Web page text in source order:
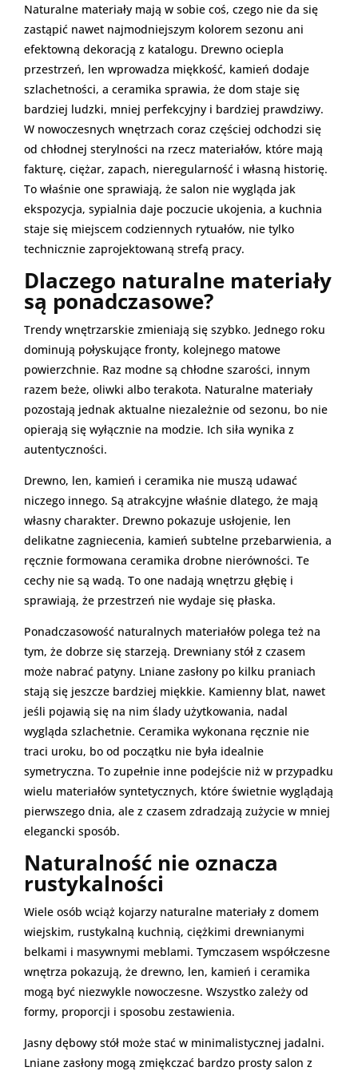
Naturalne materiały mają w sobie coś, czego nie da się
zastąpić nawet najmodniejszym kolorem sezonu ani
efektowną dekoracją z katalogu. Drewno ociepla
przestrzeń, len wprowadza miękkość, kamień dodaje
szlachetności, a ceramika sprawia, że dom staje się
bardziej ludzki, mniej perfekcyjny i bardziej prawdziwy.
W nowoczesnych wnętrzach coraz częściej odchodzi się
od chłodnej sterylności na rzecz materiałów, które mają
fakturę, ciężar, zapach, nieregularność i własną historię.
To właśnie one sprawiają, że salon nie wygląda jak
ekspozycja, sypialnia daje poczucie ukojenia, a kuchnia
staje się miejscem codziennych rytuałów, nie tylko
technicznie zaprojektowaną strefą pracy.
Dlaczego naturalne materiały
są ponadczasowe?
Trendy wnętrzarskie zmieniają się szybko. Jednego roku
dominują połyskujące fronty, kolejnego matowe
powierzchnie. Raz modne są chłodne szarości, innym
razem beże, oliwki albo terakota. Naturalne materiały
pozostają jednak aktualne niezależnie od sezonu, bo nie
opierają się wyłącznie na modzie. Ich siła wynika z
autentyczności.
Drewno, len, kamień i ceramika nie muszą udawać
niczego innego. Są atrakcyjne właśnie dlatego, że mają
własny charakter. Drewno pokazuje usłojenie, len
delikatne zagniecenia, kamień subtelne przebarwienia, a
ręcznie formowana ceramika drobne nierówności. Te
cechy nie są wadą. To one nadają wnętrzu głębię i
sprawiają, że przestrzeń nie wydaje się płaska.
Ponadczasowość naturalnych materiałów polega też na
tym, że dobrze się starzeją. Drewniany stół z czasem
może nabrać patyny. Lniane zasłony po kilku praniach
stają się jeszcze bardziej miękkie. Kamienny blat, nawet
jeśli pojawią się na nim ślady użytkowania, nadal
wygląda szlachetnie. Ceramika wykonana ręcznie nie
traci uroku, bo od początku nie była idealnie
symetryczna. To zupełnie inne podejście niż w przypadku
wielu materiałów syntetycznych, które świetnie wyglądają
pierwszego dnia, ale z czasem zdradzają zużycie w mniej
elegancki sposób.
Naturalność nie oznacza
rustykalności
Wiele osób wciąż kojarzy naturalne materiały z domem
wiejskim, rustykalną kuchnią, ciężkimi drewnianymi
belkami i masywnymi meblami. Tymczasem współczesne
wnętrza pokazują, że drewno, len, kamień i ceramika
mogą być niezwykle nowoczesne. Wszystko zależy od
formy, proporcji i sposobu zestawienia.
Jasny dębowy stół może stać w minimalistycznej jadalni.
Lniane zasłony mogą zmiękczać bardzo prosty salon z